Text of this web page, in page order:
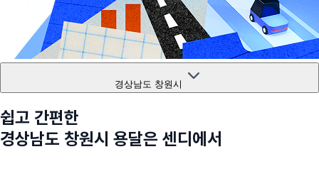
경상남도 창원시
쉽고 간편한
경상남도 창원시 용달은 센디에서